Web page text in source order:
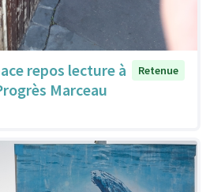
repos lecture à
Marceau
Retenue